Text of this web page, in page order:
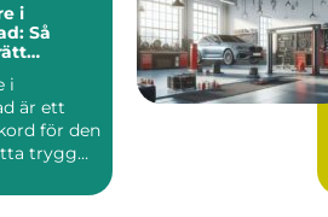
i
Så
i
är ett
för den
trygg